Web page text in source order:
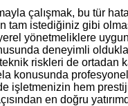
çalışmak, bu tür
tam istediğiniz gibi
yönetmeliklere
deneyimli
riskleri de ortadan
konusunda
işletmenizin hem
en doğru